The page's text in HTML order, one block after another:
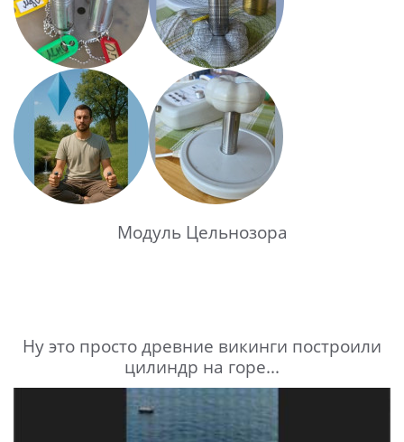
Модуль Цельнозора
Ну это просто древние викинги построили
цилиндр на горе...